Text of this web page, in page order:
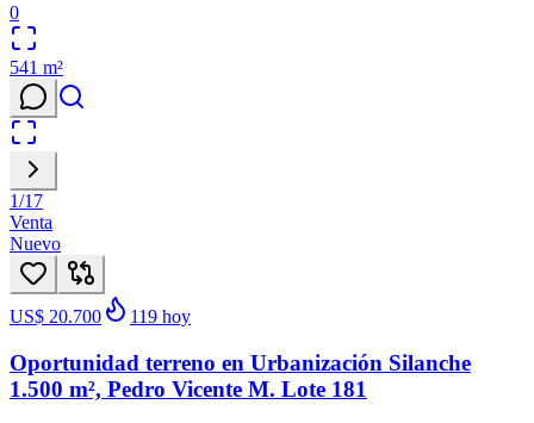
0
541 m²
1/17
Venta
Nuevo
US$ 20.700 119 hoy
Oportunidad terreno en Urbanización Silanche
1.500 m², Pedro Vicente M. Lote 181